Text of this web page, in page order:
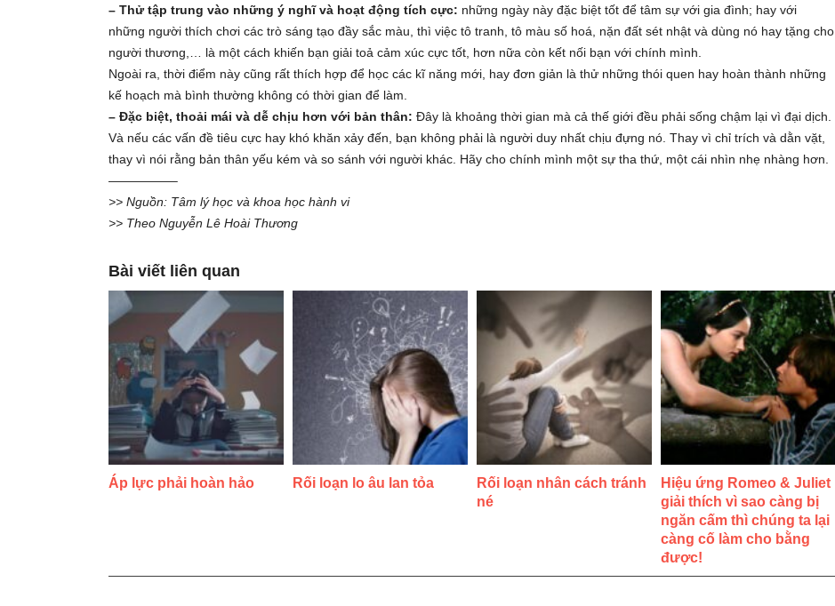
– Thử tập trung vào những ý nghĩ và hoạt động tích cực: những ngày này đặc biệt tốt để tâm sự với gia đình; hay với
những người thích chơi các trò sáng tạo đầy sắc màu, thì việc tô tranh, tô màu số hoá, nặn đất sét nhật và dùng nó hay tặng cho
người thương,… là một cách khiến bạn giải toả cảm xúc cực tốt, hơn nữa còn kết nối bạn với chính mình.
Ngoài ra, thời điểm này cũng rất thích hợp để học các kĩ năng mới, hay đơn giản là thử những thói quen hay hoàn thành những
kế hoạch mà bình thường không có thời gian để làm.
– Đặc biệt, thoải mái và dễ chịu hơn với bản thân: Đây là khoảng thời gian mà cả thế giới đều phải sống chậm lại vì đại dịch.
Và nếu các vấn đề tiêu cực hay khó khăn xảy đến, bạn không phải là người duy nhất chịu đựng nó. Thay vì chỉ trích và dằn vặt,
thay vì nói rằng bản thân yếu kém và so sánh với người khác. Hãy cho chính mình một sự tha thứ, một cái nhìn nhẹ nhàng hơn.
—————–
>> Nguồn: Tâm lý học và khoa học hành vi
>> Theo Nguyễn Lê Hoài Thương
Bài viết liên quan
Áp lực phải hoàn hảo Rối loạn lo âu lan tỏa
Rối loạn nhân cách tránh
né
Hiệu ứng Romeo & Juliet
giải thích vì sao càng bị
ngăn cấm thì chúng ta lại
càng cố làm cho bằng
được!